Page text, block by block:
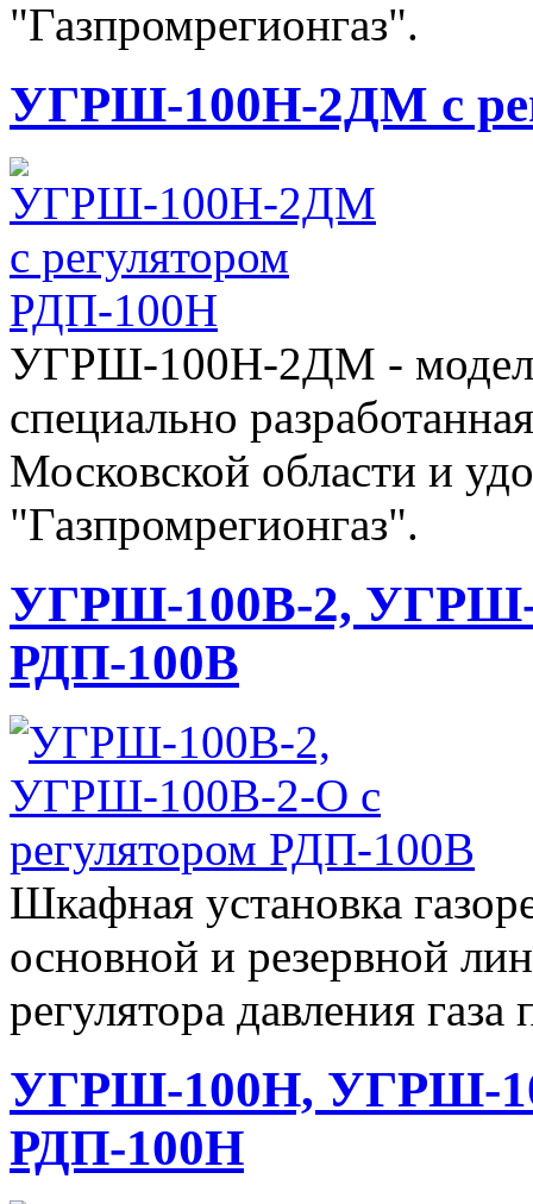
"Газпромрегионгаз".
УГРШ-100Н-2ДМ с
УГРШ-100Н-2ДМ - модель
специально
Московской области и
"Газпромрегионгаз".
УГРШ-100В-2, УГРШ-
РДП-100В
Шкафная установка
основной и резервной
регулятора давления
УГРШ-100Н, УГРШ-
РДП-100Н